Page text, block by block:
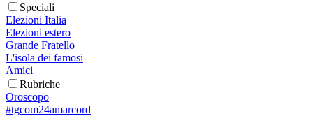
Speciali
Elezioni Italia
Elezioni estero
Grande Fratello
L'isola dei famosi
Amici
Rubriche
Oroscopo
#tgcom24amarcord